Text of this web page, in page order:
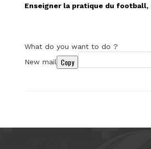
Enseigner la pratique du
What do you want to do ?
New mail
Copy